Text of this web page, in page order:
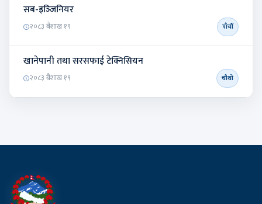
सब-इञ्‍जिनियर
२०८३ बैशाख १९ पाँचौं
खानेपानी तथा सरसफाई टेक्निसियन
२०८३ बैशाख १९ चौथो